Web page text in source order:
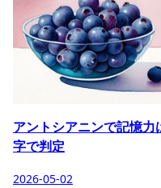
アントシアニンで記憶
字で判定
2026-05-02